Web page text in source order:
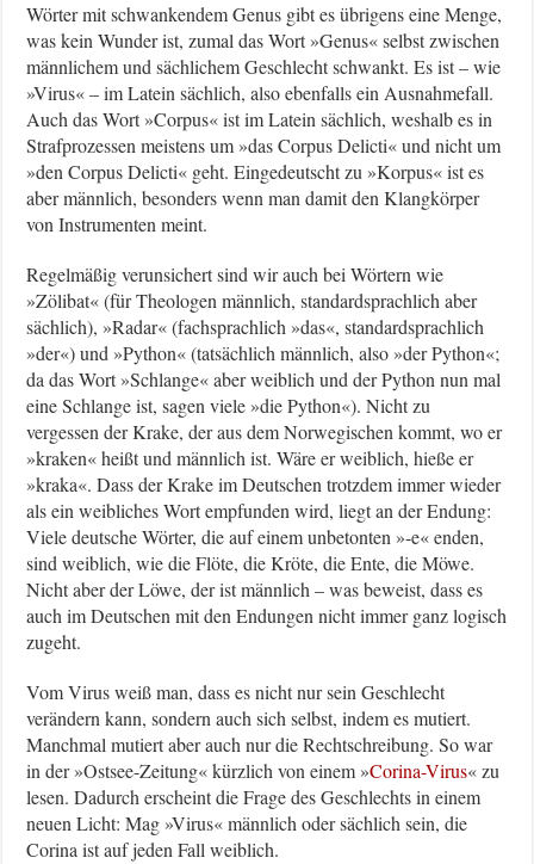
Wörter mit schwankendem Genus gibt es übrigens eine Menge,
was kein Wunder ist, zumal das Wort »Genus« selbst zwischen
männlichem und sächlichem Geschlecht schwankt. Es ist – wie
»Virus« – im Latein sächlich, also ebenfalls ein Ausnahmefall.
Auch das Wort »Corpus« ist im Latein sächlich, weshalb es in
Strafprozessen meistens um »das Corpus Delicti« und nicht um
»den Corpus Delicti« geht. Eingedeutscht zu »Korpus« ist es
aber männlich, besonders wenn man damit den Klangkörper
von Instrumenten meint.
Regelmäßig verunsichert sind wir auch bei Wörtern wie
»Zölibat« (für Theologen männlich, standardsprachlich aber
sächlich), »Radar« (fachsprachlich »das«, standardsprachlich
»der«) und »Python« (tatsächlich männlich, also »der Python«;
da das Wort »Schlange« aber weiblich und der Python nun mal
eine Schlange ist, sagen viele »die Python«). Nicht zu
vergessen der Krake, der aus dem Norwegischen kommt, wo er
»kraken« heißt und männlich ist. Wäre er weiblich, hieße er
»kraka«. Dass der Krake im Deutschen trotzdem immer wieder
als ein weibliches Wort empfunden wird, liegt an der Endung:
Viele deutsche Wörter, die auf einem unbetonten »-e« enden,
sind weiblich, wie die Flöte, die Kröte, die Ente, die Möwe.
Nicht aber der Löwe, der ist männlich – was beweist, dass es
auch im Deutschen mit den Endungen nicht immer ganz logisch
zugeht.
Vom Virus weiß man, dass es nicht nur sein Geschlecht
verändern kann, sondern auch sich selbst, indem es mutiert.
Manchmal mutiert aber auch nur die Rechtschreibung. So war
in der »Ostsee-Zeitung« kürzlich von einem »Corina-Virus« zu
lesen. Dadurch erscheint die Frage des Geschlechts in einem
neuen Licht: Mag »Virus« männlich oder sächlich sein, die
Corina ist auf jeden Fall weiblich.